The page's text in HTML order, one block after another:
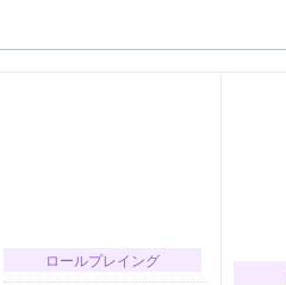
ロールプレイング